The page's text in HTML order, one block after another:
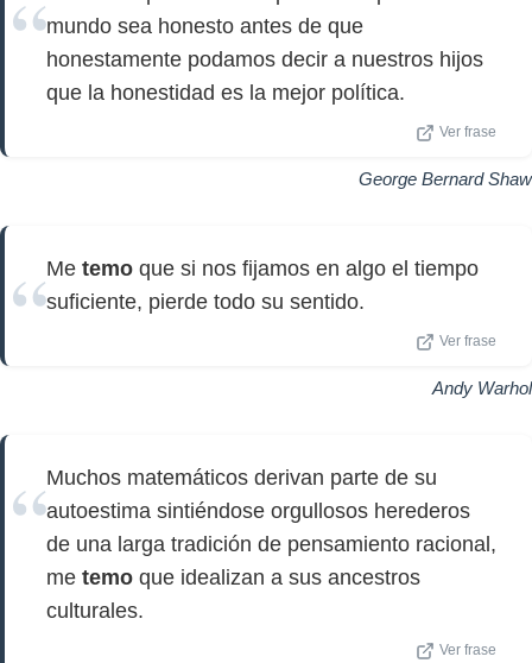
mundo sea honesto antes de que
honestamente podamos decir a nuestros hijos
que la honestidad es la mejor política.
Ver frase
George Bernard Shaw
Me temo que si nos fijamos en algo el tiempo
suficiente, pierde todo su sentido.
Ver frase
Andy Warhol
Muchos matemáticos derivan parte de su
autoestima sintiéndose orgullosos herederos
de una larga tradición de pensamiento racional,
me temo que idealizan a sus ancestros
culturales.
Ver frase